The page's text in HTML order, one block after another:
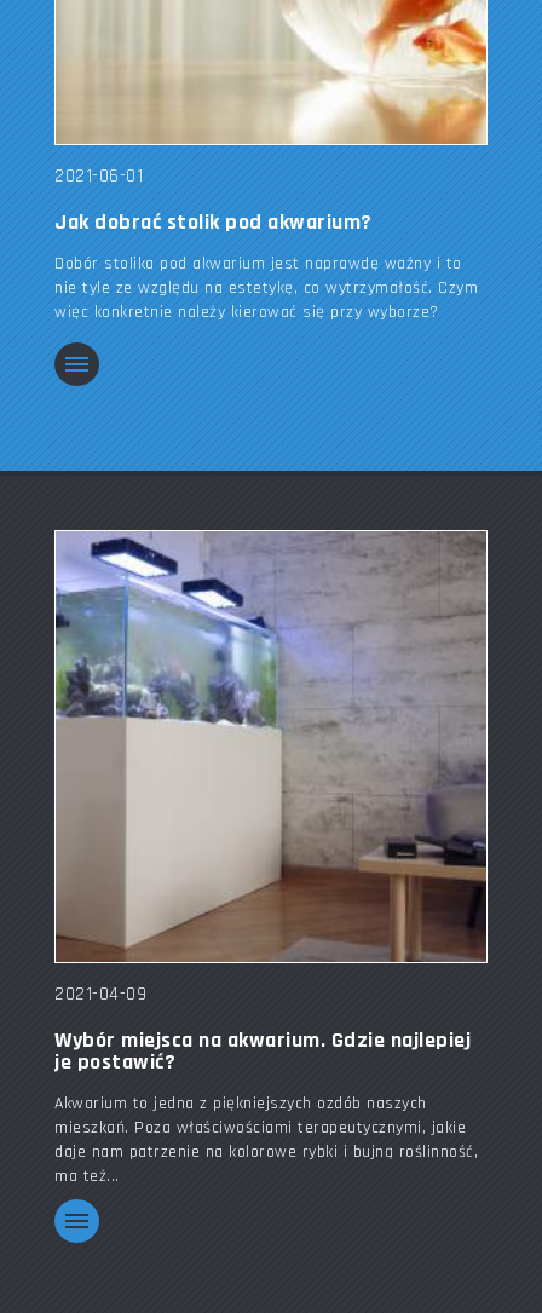
2021-06-01
Jak dobrać stolik pod akwarium?
Dobór stolika pod akwarium jest naprawdę ważny i to
nie tyle ze względu na estetykę, co wytrzymałość. Czym
więc konkretnie należy kierować się przy wyborze?
2021-04-09
Wybór miejsca na akwarium. Gdzie najlepiej
je postawić?
Akwarium to jedna z piękniejszych ozdób naszych
mieszkań. Poza właściwościami terapeutycznymi, jakie
daje nam patrzenie na kolorowe rybki i bujną roślinność,
ma też...